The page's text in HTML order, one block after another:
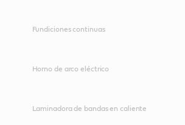
Fundiciones continuas
Horno de arco eléctrico
Laminadora de bandas en caliente